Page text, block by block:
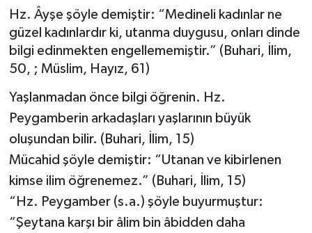
Hz. Âyşe şöyle demiştir: “Medineli kadınlar ne
güzel kadınlardır ki, utanma duygusu, onları dinde
bilgi edinmekten engellememiştir.” (Buhari, İlim,
50, ; Müslim, Hayız, 61)
Yaşlanmadan önce bilgi öğrenin. Hz.
Peygamberin arkadaşları yaşlarının büyük
oluşundan bilir. (Buhari, İlim, 15)
Mücahid şöyle demiştir: “Utanan ve kibirlenen
kimse ilim öğrenemez.” (Buhari, İlim, 15)
“Hz. Peygamber (s.a.) şöyle buyurmuştur:
“Şeytana karşı bir âlim bin âbidden daha
Hakkımızda
Yönetim Kurulu
Yüksek İstişare Kurulu
Sanat
Haber Arşivi